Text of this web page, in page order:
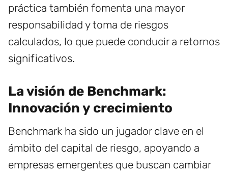
práctica también fomenta una mayor
responsabilidad y toma de riesgos
calculados, lo que puede conducir a retornos
significativos.
La visión de Benchmark:
Innovación y crecimiento
Benchmark ha sido un jugador clave en el
ámbito del capital de riesgo, apoyando a
empresas emergentes que buscan cambiar